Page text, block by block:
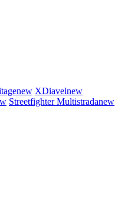
new XDiavelnew
StreetfighterMultistradanew